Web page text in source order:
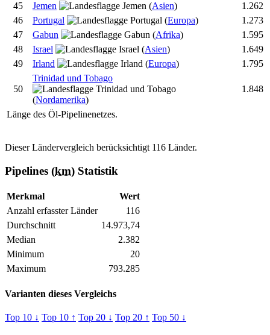
45
Jemen (Asien)
1.262
46
Portugal (Europa)
1.273
47
Gabun (Afrika)
1.595
48
Israel (Asien)
1.649
49
Irland (Europa) 1.795
50
Trinidad und Tobago
(Nordamerika)
1.848
Länge des Öl-Pipelinenetzes.
Dieser Ländervergleich berücksichtigt 116 Länder.
Pipelines (km) Statistik
Merkmal
Wert
Anzahl erfasster Länder
116
Durchschnitt
14.973,74
Median
2.382
Minimum
20
Maximum
793.285
Varianten dieses Vergleichs
Top 10 ↓ Top 10 ↑ Top 20 ↓ Top 20 ↑ Top 50 ↓